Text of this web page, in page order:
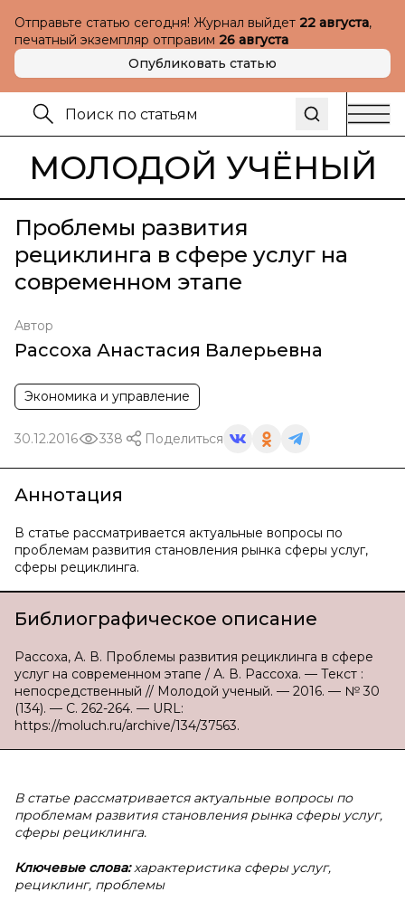
Отправьте статью сегодня! Журнал выйдет 22 августа,
печатный экземпляр отправим 26 августа
Опубликовать статью
МОЛОДОЙ УЧЁНЫЙ
Проблемы развития
рециклинга в сфере услуг на
современном этапе
Автор
Рассоха Анастасия Валерьевна
Экономика и управление
30.12.2016 338 Поделиться
Аннотация
В статье рассматривается актуальные вопросы по
проблемам развития становления рынка сферы услуг,
сферы рециклинга.
Библиографическое описание
Рассоха, А. В. Проблемы развития рециклинга в сфере
услуг на современном этапе / А. В. Рассоха. — Текст :
непосредственный // Молодой ученый. — 2016. — № 30
(134). — С. 262-264. — URL:
https://moluch.ru/archive/134/37563.
В статье рассматривается актуальные вопросы по
проблемам развития становления рынка сферы услуг,
сферы рециклинга.
Ключевые слова:характеристика сферы услуг,
рециклинг, проблемы